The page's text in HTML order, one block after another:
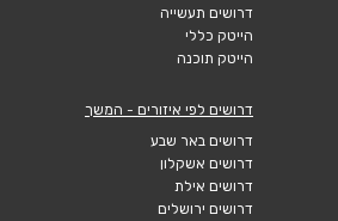
דרושים תעשייה
הייטק כללי
הייטק תוכנה
דרושים לפי איזורים - המשך
דרושים באר שבע
דרושים אשקלון
דרושים אילת
דרושים ירושלים